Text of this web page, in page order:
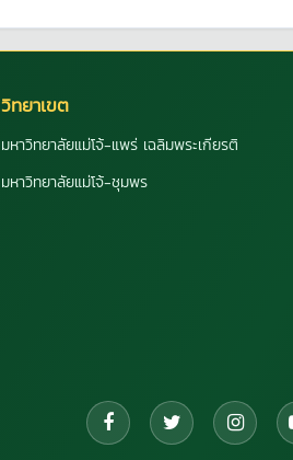
วิทยาเขต
มหาวิทยาลัยแม่โจ้-แพร่ เฉลิมพระเกียรติ
มหาวิทยาลัยแม่โจ้-ชุมพร